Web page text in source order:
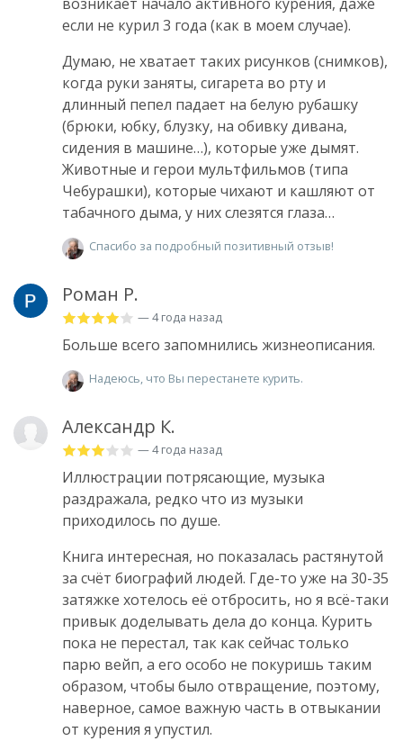
если не курил 3 года (как в моем случае).
Думаю, не хватает таких рисунков (снимков),
когда руки заняты, сигарета во рту и
длинный пепел падает на белую рубашку
(брюки, юбку, блузку, на обивку дивана,
сидения в машине…), которые уже дымят.
Животные и герои мультфильмов (типа
Чебурашки), которые чихают и кашляют от
табачного дыма, у них слезятся глаза…
Спасибо за подробный позитивный отзыв!
Роман Р.
— 4 года назад
Больше всего запомнились жизнеописания.
Надеюсь, что Вы перестанете курить.
Александр К.
— 4 года назад
Иллюстрации потрясающие, музыка
раздражала, редко что из музыки
приходилось по душе.
Книга интересная, но показалась растянутой
за счёт биографий людей. Где-то уже на 30-35
затяжке хотелось её отбросить, но я всё-таки
привык доделывать дела до конца. Курить
пока не перестал, так как сейчас только
парю вейп, а его особо не покуришь таким
образом, чтобы было отвращение, поэтому,
наверное, самое важную часть в отвыкании
от курения я упустил.